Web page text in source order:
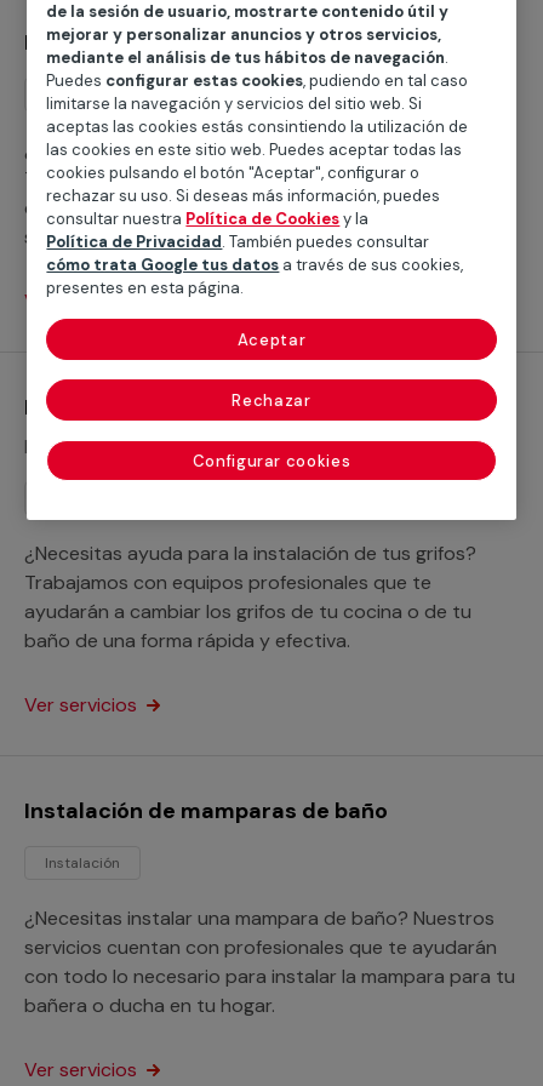
Instalación de ducha
Instalación
¿Buscas ayuda para instalar un plato de ducha?
Trabajamos con servicios cualificados profesionales
que te ayudarán a cubrir cualquier necesidad para
sustituir tu bañera por un plato de ducha o realizar la
nueva instalación de un plato de ducha.
Ver servicios
Instalación de grifería
Desde 46,14 €
¿Necesitas ayuda para la instalación de tus grifos?
Trabajamos con equipos profesionales que te
ayudarán a cambiar los grifos de tu cocina o de tu
baño de una forma rápida y efectiva.
Ver servicios
Instalación de mamparas de baño
Instalación
¿Necesitas instalar una mampara de baño? Nuestros
servicios cuentan con profesionales que te ayudarán
con todo lo necesario para instalar la mampara para tu
bañera o ducha en tu hogar.
Ver servicios
de la sesión de usuario, mostrarte contenido útil y
mejorar y personalizar anuncios y otros servicios,
mediante el análisis de tus hábitos de navegación.
Puedes configurar estas cookies, pudiendo en tal caso
limitarse la navegación y servicios del sitio web. Si
aceptas las cookies estás consintiendo la utilización de
las cookies en este sitio web. Puedes aceptar todas las
cookies pulsando el botón "Aceptar", configurar o
rechazar su uso. Si deseas más información, puedes
consultar nuestra Política de Cookiesy la
Política de Privacidad. También puedes consultar
cómo trata Google tus datos a través de sus cookies,
presentes en esta página.
Configurar cookies
Rechazar
Aceptar